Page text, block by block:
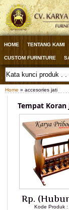
HOME TENTANG KAMI
CUSTOM FURNITURE
Home » accesories jati
Tempat Koran
Rp.
Kode Produk :